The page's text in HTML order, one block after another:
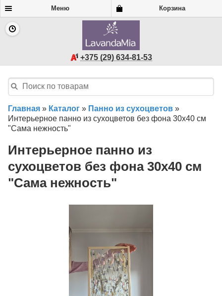
Меню Корзина
+375 (29) 634-81-53
Главная » Каталог » Панно из сухоцветов »
Интерьерное панно из сухоцветов без фона 30х40 см
"Сама нежность"
Интерьерное панно из
сухоцветов без фона 30х40 см
"Сама нежность"